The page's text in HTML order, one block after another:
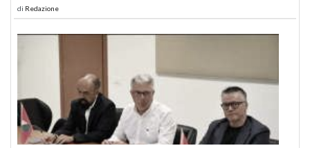
di Redazione